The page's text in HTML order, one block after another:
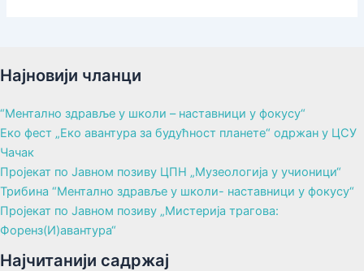
Најновији чланци
“Ментално здравље у школи – наставници у фокусу“
Еко фест „Еко авантура за будућност планете“ одржан у ЦСУ
Чачак
Пројекат по Јавном позиву ЦПН „Музеологија у учионици“
Трибина “Ментално здравље у школи- наставници у фокусу“
Пројекат по Јавном позиву „Мистерија трагова:
Форенз(И)авантура“
Најчитанији садржај